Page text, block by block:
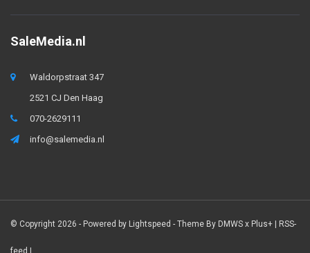
SaleMedia.nl
Waldorpstraat 347
2521 CJ Den Haag
070-2629111
info@salemedia.nl
© Copyright 2026 - Powered by Lightspeed - Theme By DMWS x Plus+ | RSS-
feed |